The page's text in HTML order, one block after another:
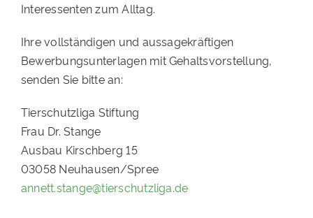
Interessenten zum Alltag.
Ihre vollständigen und aussagekräftigen
Bewerbungsunterlagen mit Gehaltsvorstellung,
senden Sie bitte an:
Tierschutzliga Stiftung
Frau Dr. Stange
Ausbau Kirschberg 15
03058 Neuhausen/Spree
annett.stange@tierschutzliga.de